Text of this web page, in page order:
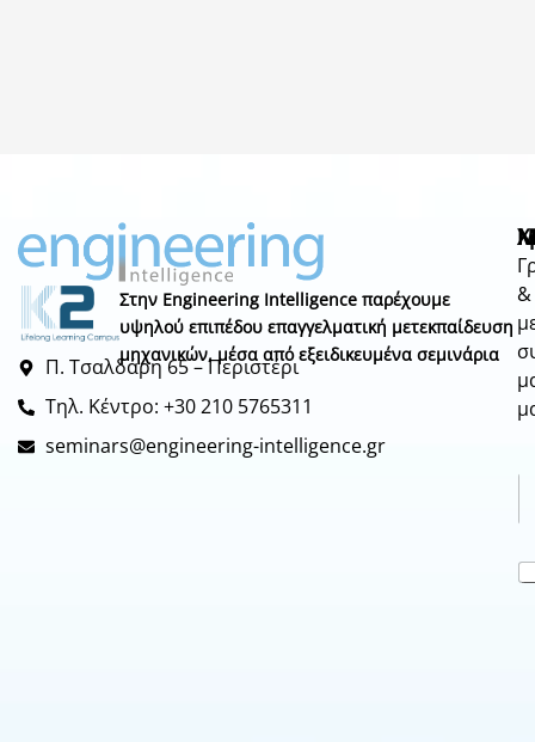
Στην Engineering Intelligence παρέχουμε
υψηλού επιπέδου επαγγελματική μετεκπαίδευση
μηχανικών, μέσα από εξειδικευμένα σεμινάρια
Π. Τσαλδάρη 65 – Περιστέρι
Τηλ. Κέντρο: +30 210 5765311
seminars@engineering-intelligence.gr
&